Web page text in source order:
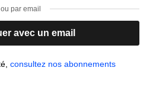
ou par email
avec un email
consultez nos abonnements